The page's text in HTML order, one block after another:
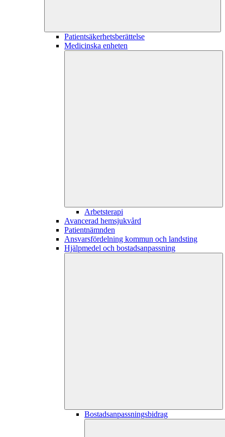
Patientsäkerhetsberättelse
Medicinska enheten
Arbetsterapi
Avancerad hemsjukvård
Patientnämnden
Ansvarsfördelning kommun och landsting
Hjälpmedel och bostadsanpassning
Bostadsanpassningsbidrag